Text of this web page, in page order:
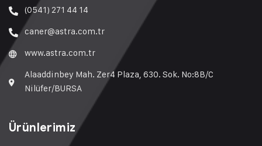
(0541) 271 44 14
caner@astra.com.tr
www.astra.com.tr
Alaaddinbey Mah. Zer4 Plaza, 630. Sok. No:8B/C
Nilüfer/BURSA
Ürünlerimiz